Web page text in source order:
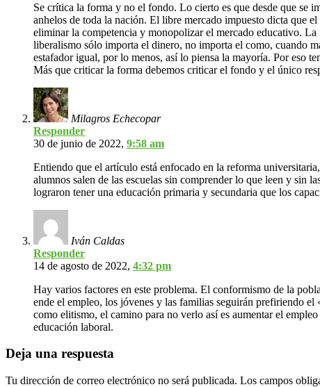
Se crítica la forma y no el fondo. Lo cierto es que desde que se
anhelos de toda la nación. El libre mercado impuesto dicta que
eliminar la competencia y monopolizar el mercado educativo. La
liberalismo sólo importa el dinero, no importa el como, cuando
estafador igual, por lo menos, así lo piensa la mayoría. Por eso
Más que criticar la forma debemos criticar el fondo y el único
Milagros Echecopar
Responder
30 de junio de 2022, 9:58 am
Entiendo que el artículo está enfocado en la reforma
alumnos salen de las escuelas sin comprender lo que leen y sin
lograron tener una educación primaria y secundaria que los
Iván Caldas
Responder
14 de agosto de 2022, 4:32 pm
Hay varios factores en este problema. El conformismo de la
ende el empleo, los jóvenes y las familias seguirán prefiriendo
como elitismo, el camino para no verlo así es aumentar el
educación laboral.
Deja una respuesta
Tu dirección de correo electrónico no será publicada. Los campos